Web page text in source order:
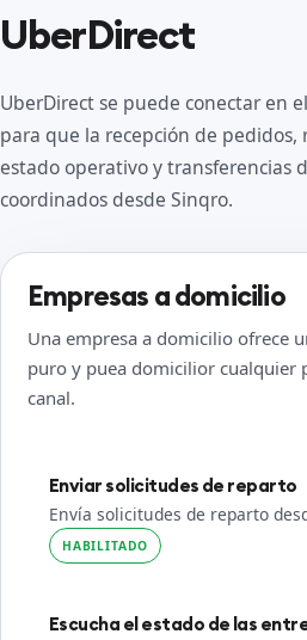
UberDirect
UberDirect se puede conectar en
para que la recepción de pedidos,
estado operativo y transferencias
coordinados desde Sinqro.
Empresas a domicilio
Una empresa a domicilio ofrece
puro y puea domicilior cualquier
canal.
Enviar solicitudes de reparto
Envía solicitudes de reparto
HABILITADO
Escucha el estado de las